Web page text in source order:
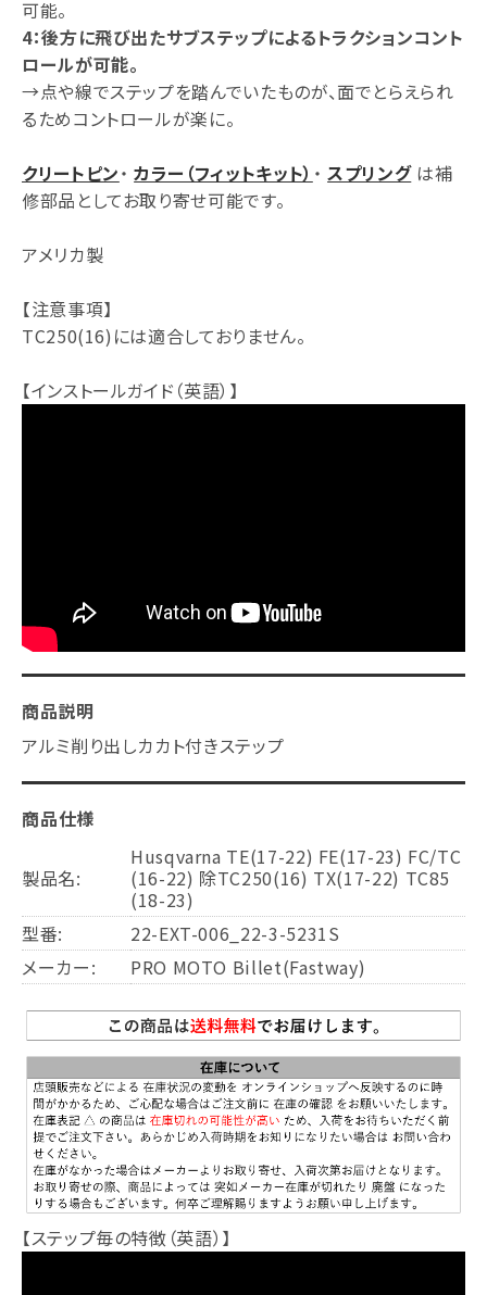
可能。
4：後方に飛び出たサブステップによるトラクションコント
ロールが可能。
→点や線でステップを踏んでいたものが、面でとらえられ
るためコントロールが楽に。
クリートピン・カラー（フィットキット） ・スプリングは補
修部品としてお取り寄せ可能です。
アメリカ製
【注意事項】
TC250(16)には適合しておりません。
【インストールガイド（英語）】
商品説明
アルミ削り出しカカト付きステップ
商品仕様
製品名:
Husqvarna TE(17-22) FE(17-23) FC/TC
(16-22) 除TC250(16) TX(17-22) TC85
(18-23)
型番:
22-EXT-006_22-3-5231S
メーカー:
PRO MOTO Billet(Fastway)
【ステップ毎の特徴（英語）】